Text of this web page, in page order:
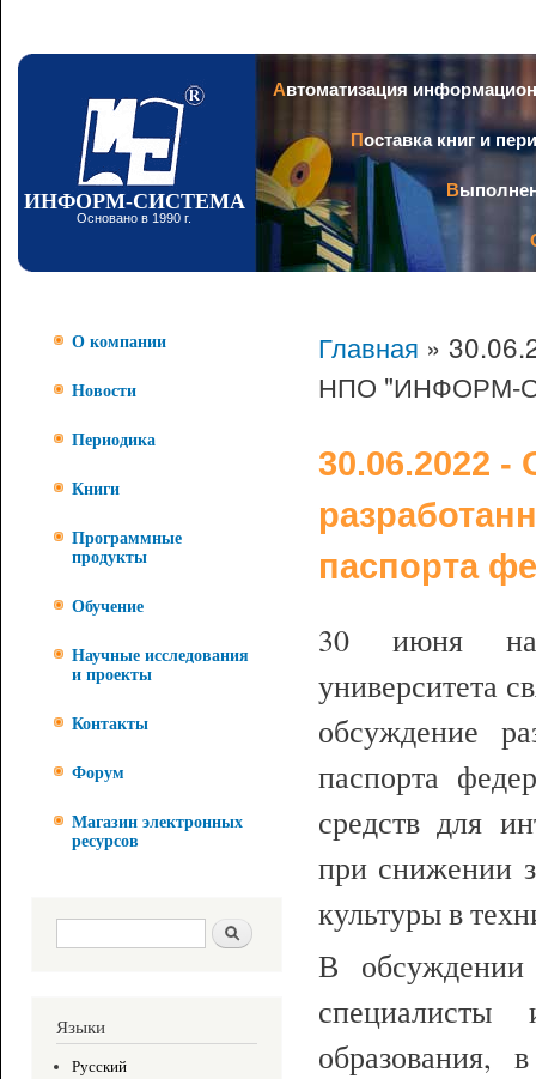
ИНФОРМ-СИСТЕМА
Основано в 1990 г.
Автоматизация
Поставка книг и
О компании
Новости
Периодика
Книги
Программные
продукты
Обучение
Научные исследования
и проекты
Контакты
Форум
Магазин электронных
ресурсов
Форма поиска Поиск
Языки
Русский
Главная »
НПО "ИНФОРМ-
30.06.2022
паспорта
30 июня на
университета
обсуждение
паспорта
средств для
при снижении
культуры в
В обсуждении
образования,